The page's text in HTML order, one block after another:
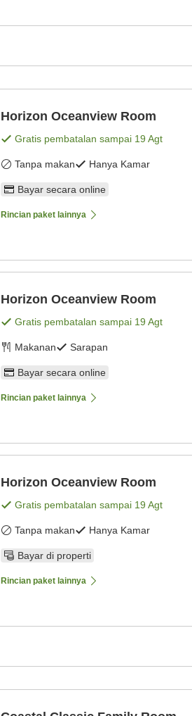
Horizon Oceanview Room
Gratis pembatalan sampai 19 Agt
Tanpa makan Hanya Kamar
Bayar secara online
Rincian paket lainnya
Horizon Oceanview Room
Gratis pembatalan sampai 19 Agt
Makanan Sarapan
Bayar secara online
Rincian paket lainnya
Horizon Oceanview Room
Gratis pembatalan sampai 19 Agt
Tanpa makan Hanya Kamar
Bayar di properti
Rincian paket lainnya